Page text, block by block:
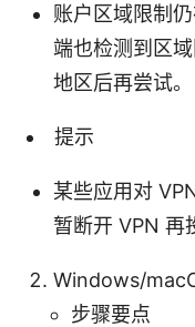
账户区域限制
端也检测到区
地区后再尝试。
提示
某些应用对
暂断开 VPN 再
Windows/
步骤要点